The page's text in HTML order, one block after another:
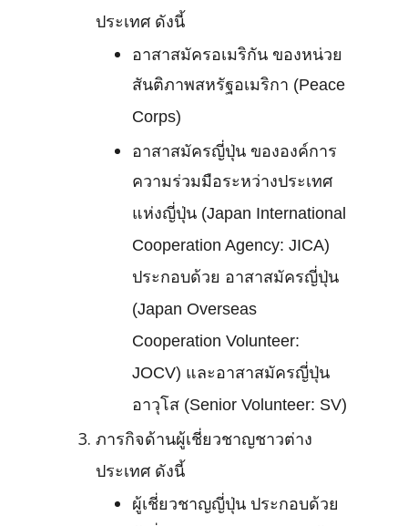
ประเทศ ดังนี้
อาสาสมัครอเมริกัน ของหน่วย
สันติภาพสหรัฐอเมริกา (Peace
Corps)
อาสาสมัครญี่ปุ่น ขององค์การ
ความร่วมมือระหว่างประเทศ
แห่งญี่ปุ่น (Japan International
Cooperation Agency: JICA)
ประกอบด้วย อาสาสมัครญี่ปุ่น
(Japan Overseas
Cooperation Volunteer:
JOCV) และอาสาสมัครญี่ปุ่น
อาวุโส (Senior Volunteer: SV)
ภารกิจด้านผู้เชี่ยวชาญชาวต่าง
ประเทศ ดังนี้
ผู้เชี่ยวชาญญี่ปุ่น ประกอบด้วย